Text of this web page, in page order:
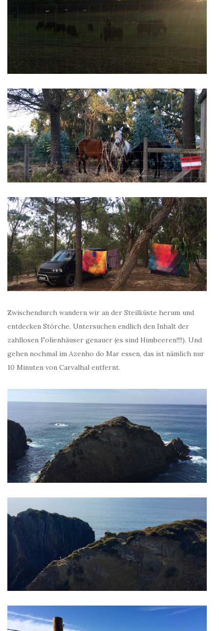
Zwischendurch wandern wir an der Steilküste herum und
entdecken Störche. Untersuchen endlich den Inhalt der
zahllosen Folienhäuser genauer (es sind Himbeeren!!!!). Und
gehen nochmal im Azenho do Mar essen, das ist nämlich nur
10 Minuten von Carvalhal entfernt.